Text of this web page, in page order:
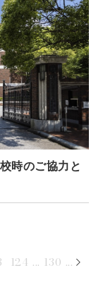
時のご協力と
124 ... 130 ...